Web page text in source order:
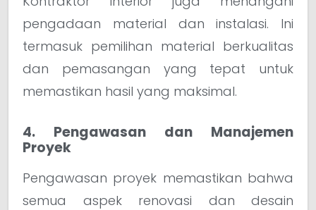
pengadaan material dan instalasi. Ini
termasuk pemilihan material berkualitas
dan pemasangan yang tepat untuk
memastikan hasil yang maksimal.
4. Pengawasan dan Manajemen
Proyek
Pengawasan proyek memastikan bahwa
semua aspek renovasi dan desain